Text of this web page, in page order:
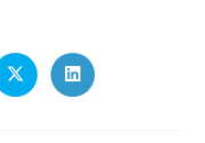
CONTENT
Opens
in
Opens
in